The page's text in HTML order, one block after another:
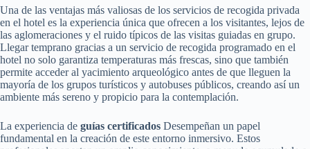
Una de las ventajas más valiosas de los servicios de recogida privada
en el hotel es la experiencia única que ofrecen a los visitantes, lejos de
las aglomeraciones y el ruido típicos de las visitas guiadas en grupo.
Llegar temprano gracias a un servicio de recogida programado en el
hotel no solo garantiza temperaturas más frescas, sino que también
permite acceder al yacimiento arqueológico antes de que lleguen la
mayoría de los grupos turísticos y autobuses públicos, creando así un
ambiente más sereno y propicio para la contemplación.
La experiencia de guías certificados Desempeñan un papel
fundamental en la creación de este entorno inmersivo. Estos